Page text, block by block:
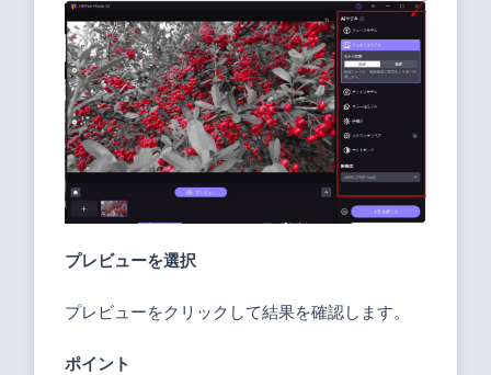
プレビューを選択
プレビューをクリックして結果を確認します。
ポイント